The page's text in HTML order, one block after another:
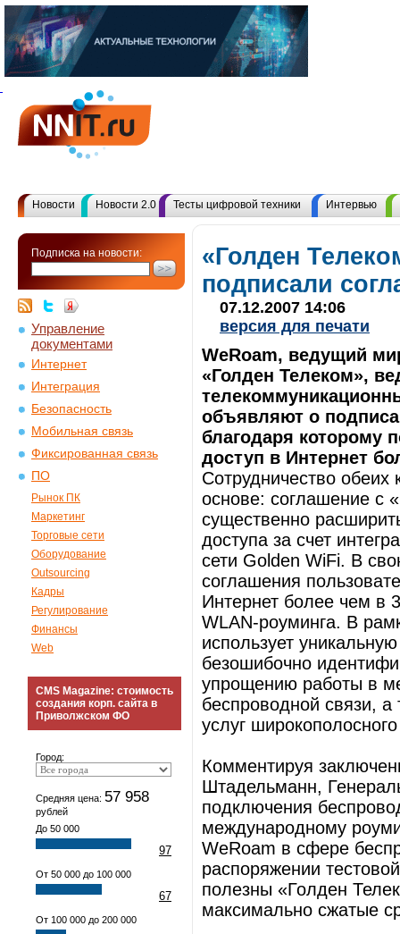
Новости Новости 2.0 Тесты цифровой техники Интервью
Подписка на новости:
Управление
документами
Интернет
Интеграция
Безопасность
Мобильная связь
Фиксированная связь
ПО
Рынок ПК
Маркетинг
Торговые сети
Оборудование
Outsourcing
Кадры
Регулирование
Финансы
Web
CMS Magazine: стоимость
создания корп. сайта в
Приволжском ФО
Город:
Средняя цена: 57 958
рублей
До 50 000
97
От 50 000 до 100 000
67
От 100 000 до 200 000
«Голден
подписали
07.12.2007 14:06
версия для печати
WeRoam, ведущий
«Голден Телеком»,
объявляют о
благодаря которому
доступ в Интернет
Сотрудничество обеих
основе: соглашение с
существенно
доступа за счет
сети Golden WiFi. В
соглашения
Интернет более чем в
WLAN-роуминга. В
использует
безошибочно
упрощению работы в
беспроводной связи,
услуг
Комментируя
Штадельманн,
подключения
международному
WeRoam в сфере
распоряжении
полезны «Голден
максимально сжатые